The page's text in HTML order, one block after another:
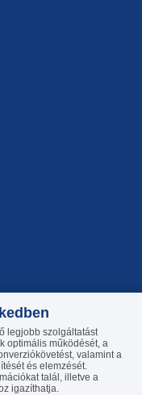
legjobb szolgáltatást
optimális működését, a
valamint a
és elemzését.
talál, illetve a
igazíthatja.